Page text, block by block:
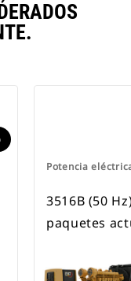
Potencia
3516B (50
paquetes